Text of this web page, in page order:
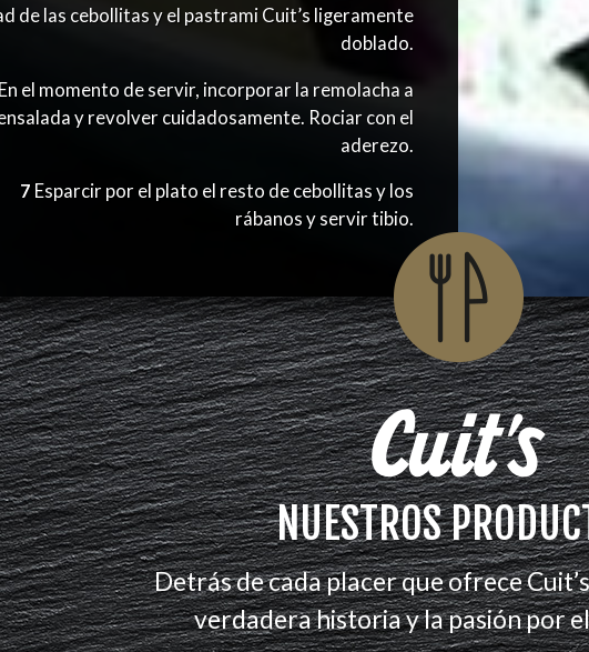
de las cebollitas y el pastrami Cuit’s ligeramente
doblado.
el momento de servir, incorporar la remolacha a
y revolver cuidadosamente. Rociar con el
aderezo.
7 Esparcir por el plato el resto de cebollitas y los
rábanos y servir tibio.
NUESTROS
Detrás de cada placer que ofrece
verdadera historia y la pasión por